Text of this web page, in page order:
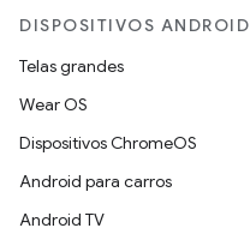
DISPOSITIVOS ANDROID
Telas grandes
Wear OS
Dispositivos ChromeOS
Android para carros
Android TV